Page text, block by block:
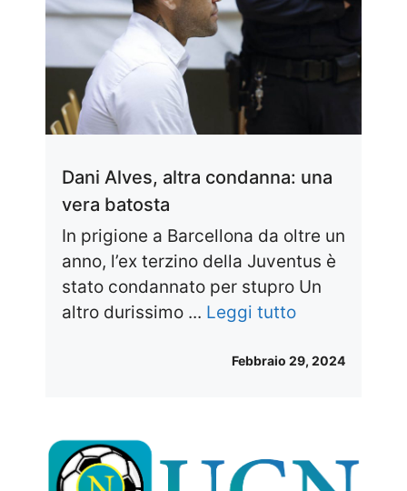
Dani Alves, altra condanna: una
vera batosta
In prigione a Barcellona da oltre un
anno, l’ex terzino della Juventus è
stato condannato per stupro Un
altro durissimo ... Leggi tutto
Febbraio 29, 2024